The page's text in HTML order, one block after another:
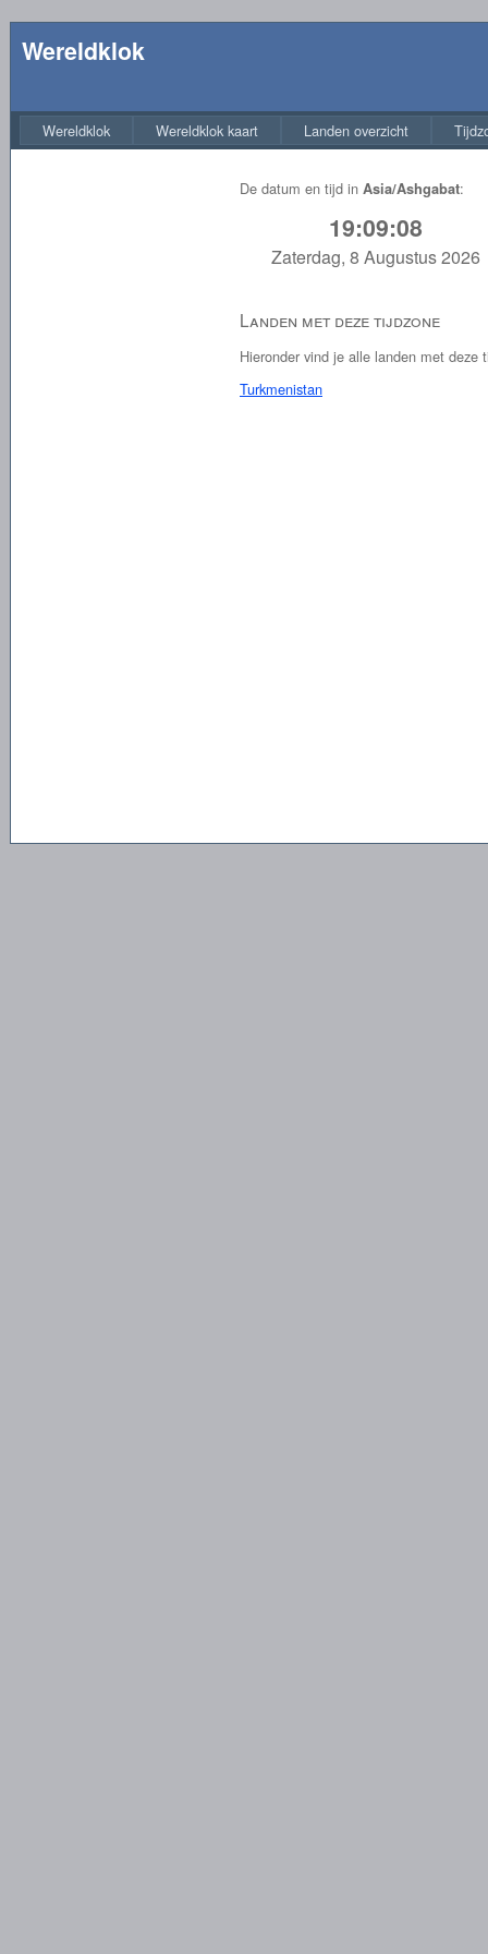
Wereldklok
Wereldklok Wereldklok kaart Landen overzicht
De datum en tijd in Asia/Ashgabat:
19:09:09
Zaterdag, 8 Augustus 2026
Landen met deze tijdzone
Hieronder vind je alle landen met deze
Turkmenistan